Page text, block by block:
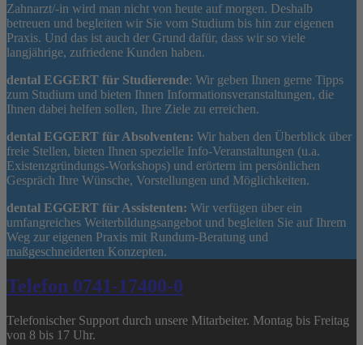
Zahnarzt/-in wird man nicht von heute auf morgen. Deshalb
betreuen und begleiten wir Sie vom Studium bis hin zur eigenen
Praxis. Und das ist auch der Grund dafür, dass wir so viele
langjährige, zufriedene Kunden haben.
dental EGGERT für Studierende: Wir geben Ihnen gerne Tipps
zum Studium und bieten Ihnen Informationsveranstaltungen, die
Ihnen dabei helfen sollen, Ihre Ziele zu erreichen.
dental EGGERT für Absolventen: Wir haben den Überblick über
freie Stellen, bieten Ihnen spezielle Info-Veranstaltungen (u.a.
Existenzgründungs-Workshops) und erörtern im persönlichen
Gespräch Ihre Wünsche, Vorstellungen und Möglichkeiten.
dental EGGERT für Assistenten: Wir verfügen über ein
umfangreiches Weiterbildungsangebot und begleiten Sie auf Ihrem
Weg zur eigenen Praxis mit Rundum-Beratung und
maßgeschneiderten Konzepten.
Telefon 0741-17400-0
Telefonischer Support durch unsere Mitarbeiter. Montag bis Freitag
von 8 bis 17 Uhr.